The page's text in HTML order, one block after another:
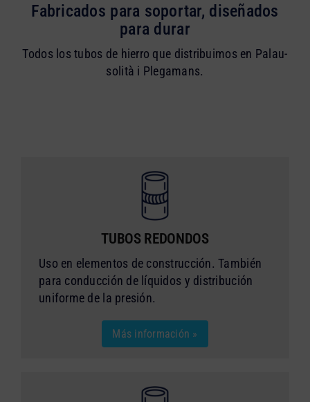
Fabricados para soportar, diseñados
para durar
Todos los tubos de hierro que distribuimos en Palau-
solità i Plegamans.
TUBOS REDONDOS
Uso en elementos de construcción. También
para conducción de líquidos y distribución
uniforme de la presión.
Más información »